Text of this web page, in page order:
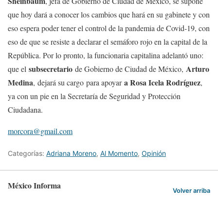
que hoy dará a conocer los cambios que hará en su gabinete y con
eso espera poder tener el control de la pandemia de Covid-19, con
eso de que se resiste a declarar el semáforo rojo en la capital de la
República. Por lo pronto, la funcionaria capitalina adelantó uno:
que el subsecretario de Gobierno de Ciudad de México, Arturo
Medina, dejará su cargo para apoyara Rosa Icela Rodríguez,
ya con un pie en la Secretaría de Seguridad y Protección
Ciudadana.
morcora@gmail.com
Categorías: Adriana Moreno, Al Momento, Opinión
México Informa Volver arriba